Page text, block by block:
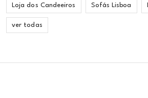
Loja dos Candeeiros Sofás Lisboa
ver todas